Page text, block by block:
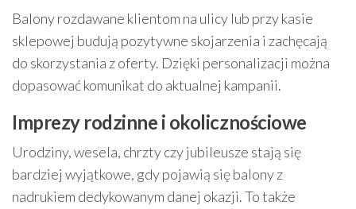
Balony rozdawane klientom na ulicy lub przy kasie
sklepowej budują pozytywne skojarzenia i zachęcają
do skorzystania z oferty. Dzięki personalizacji można
dopasować komunikat do aktualnej kampanii.
Imprezy rodzinne i okolicznościowe
Urodziny, wesela, chrzty czy jubileusze stają się
bardziej wyjątkowe, gdy pojawią się balony z
nadrukiem dedykowanym danej okazji. To także